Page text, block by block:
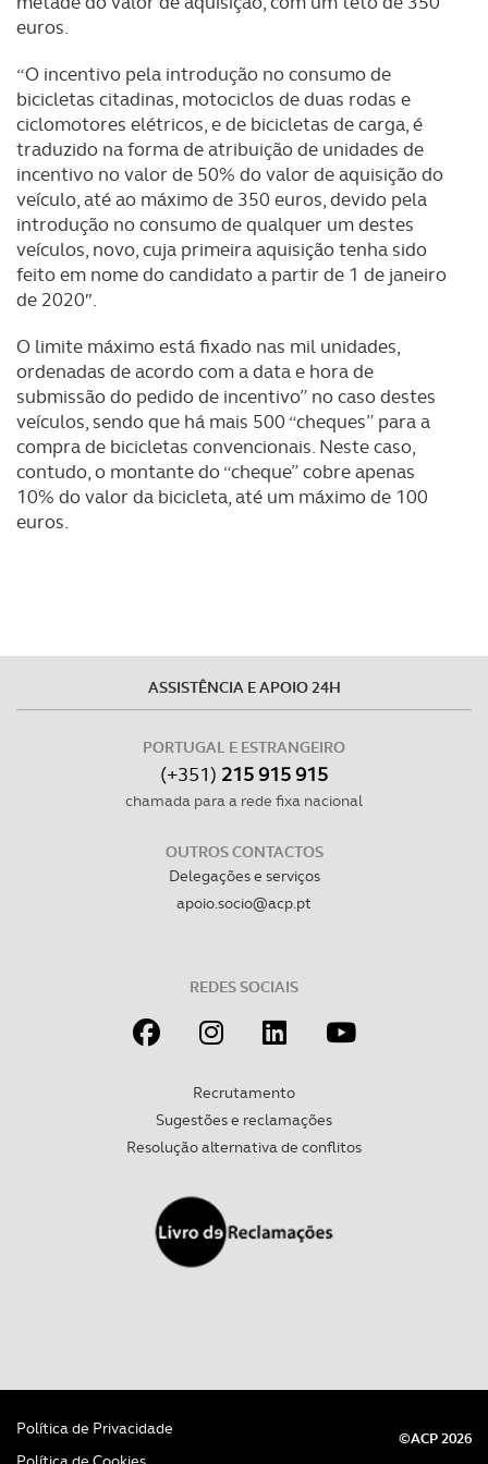
utilização do nosso site de publicidade e de análise, com
parceiros e organizações na UE e em países terceiros.
O ACP garantirá que as transferências internacionais de
dados pessoais serão realizadas apenas com o seu
consentimento e quando tal se afigure estritamente
necessário no contexto dos serviços a prestar.
Realçamos que o bloqueio de certo tipo de Cookies e
tecnologias similares pode ter impacto na sua
experiência de navegação no Website e nos serviços
disponibilizados.
Consulte a política de cookies do site.
euros.
“O incentivo pela introdução no consumo de
bicicletas citadinas, motociclos de duas rodas e
ciclomotores elétricos, e de bicicletas de carga, é
traduzido na forma de atribuição de unidades de
incentivo no valor de 50% do valor de aquisição do
veículo, até ao máximo de 350 euros, devido pela
introdução no consumo de qualquer um destes
veículos, novo, cuja primeira aquisição tenha sido
feito em nome do candidato a partir de 1 de janeiro
de 2020″.
O limite máximo está fixado nas mil unidades,
ordenadas de acordo com a data e hora de
submissão do pedido de incentivo” no caso destes
veículos, sendo que há mais 500 “cheques” para a
compra de bicicletas convencionais. Neste caso,
contudo, o montante do “cheque” cobre apenas
10% do valor da bicicleta, até um máximo de 100
euros.
ASSISTÊNCIA E APOIO 24H
PORTUGAL E ESTRANGEIRO
(+351) 215 915 915
chamada para a rede fixa nacional
OUTROS CONTACTOS
Delegações e serviços
apoio.socio@acp.pt
REDES SOCIAIS
Recrutamento
Sugestões e reclamações
Resolução alternativa de conflitos
Política de Privacidade
©ACP 2026